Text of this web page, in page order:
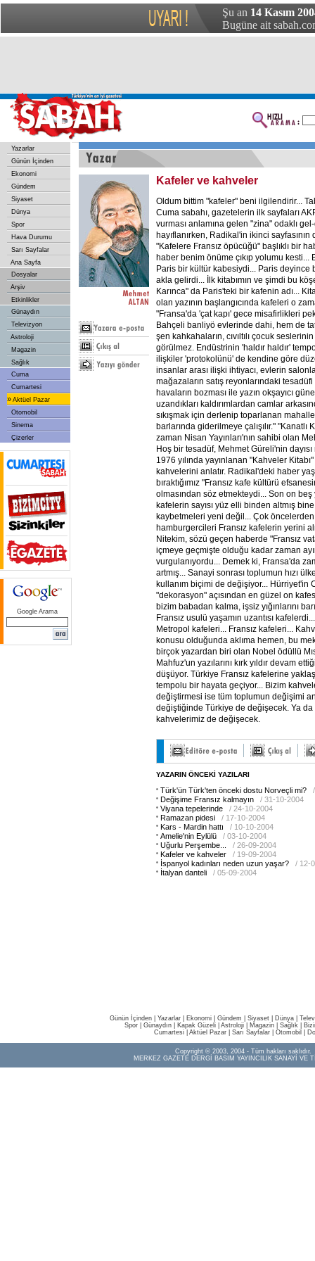
Şu an 14 Kasım
Bugüne ait
Yazarlar
Günün İçinden
Ekonomi
Gündem
Siyaset
Dünya
Spor
Hava Durumu
Sarı Sayfalar
Ana Sayfa
Dosyalar
Arşiv
Etkinlikler
Günaydın
Televizyon
Astroloji
Magazin
Sağlık
Cuma
Cumartesi
» Aktüel Pazar
Otomobil
Sinema
Çizerler
Google Arama
Kafeler ve kahveler
Oldum bittim "kafeler" beni ilgilendirir...
Cuma sabahı, gazetelerin ilk sayfaları
vurması anlamına gelen "zina" odaklı
hayıflanırken, Radikal'in ikinci sayfasının
"Kafelere Fransız öpücüğü" başlıklı bir
haber benim önüme çıkıp yolumu
Paris bir kültür kabesiydi... Paris deyince
akla gelirdi... İlk kitabımın ve şimdi bu
Karınca" da Paris'teki bir kafenin adı...
olan yazının başlangıcında kafeleri o
"Fransa'da 'çat kapı' gece misafirlikleri
Bahçeli banliyö evlerinde dahi, hem de
şen kahkahaların, cıvıltılı çocuk
görülmez. Endüstrinin 'haldır haldır'
ilişkiler 'protokolünü' de kendine göre
insanlar arası ilişki ihtiyacı, evlerin
mağazaların satış reyonlarındaki
havaların bozması ile yazın okşayıcı
uzandıkları kaldırımlardan camlar
sıkışmak için derlenip toparlanan
barlarında giderilmeye çalışılır." "Kanatlı
zaman Nisan Yayınları'nın sahibi olan
Hoş bir tesadüf, Mehmet Güreli'nin
1976 yılında yayınlanan "Kahveler
kahvelerini anlatır. Radikal'deki haber
bıraktığımız "Fransız kafe kültürü
olmasından söz etmekteydi... Son on beş
kafelerin sayısı yüz elli binden altmış
kaybetmeleri yeni değil... Çok
hamburgercileri Fransız kafelerin yerini
Nitekim, sözü geçen haberde "Fransız
içmeye geçmişte olduğu kadar zaman
vurgulanıyordu... Demek ki, Fransa'da
artmış... Sanayi sonrası toplumun hızı
kullanım biçimi de değişiyor... Hürriyet'in
"dekorasyon" açısından en güzel on
bizim babadan kalma, işsiz yığınlarını
Fransız usulü yaşamın uzantısı
Metropol kafeleri... Fransız kafeleri...
konusu olduğunda aklıma hemen, bu
birçok yazardan biri olan Nobel ödüllü
Mahfuz'un yazılarını kırk yıldır devam
düşüyor. Türkiye Fransız kafelerine
tempolu bir hayata geçiyor... Bizim
değiştirmesi ise tüm toplumun değişimi
değiştiğinde Türkiye de değişecek. Ya
kahvelerimiz de değişecek.
YAZARIN ÖNCEKİ YAZILARI
Türk'ün Türk'ten önceki dostu Norveçli mi?
Değişime Fransız kalmayın
/ 31-10-2004
Viyana tepelerinde
/ 24-10-2004
Ramazan pidesi
/ 17-10-2004
Kars - Mardin hattı
/ 10-10-2004
Amelie'nin Eylülü
/ 03-10-2004
Uğurlu Perşembe...
/ 26-09-2004
Kafeler ve kahveler
/ 19-09-2004
İspanyol kadınları neden uzun yaşar?
/ 12-
İtalyan danteli
/ 05-09-2004
Günün İçinden Yazarlar Ekonomi Gündem Siyaset Dünya |
Spor
Günaydın Kapak Güzeli Astroloji Magazin Sağlık
Cumartesi| Aktüel Pazar| Sarı Sayfalar| Otomobil
Copyright © 2003, 2004 - Tüm hakları saklıdır.
MERKEZ GAZETE DERGİ BASIM YAYINCILIK SANAYİ VE